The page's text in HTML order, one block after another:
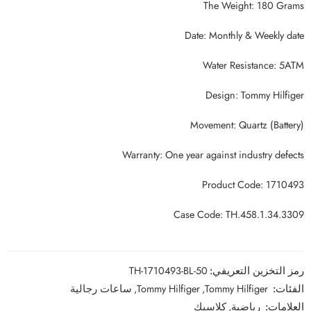
The Weight: 180 Grams
Date: Monthly & Weekly date
Water Resistance: 5ATM
Design: Tommy Hilfiger
Movement: Quartz (Battery)
Warranty: One year against industry defects
Product Code: 1710493
Case Code: TH.458.1.34.3309
رمز التخزين التعريفي: TH-1710493-BL-50
الفئات: Tommy Hilfiger
,
Tommy Hilfiger
, ساعات رجالية
العلامات: رياضية,كلاسيك